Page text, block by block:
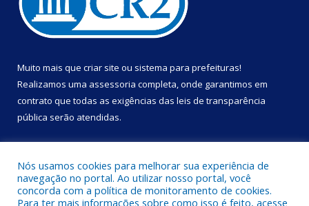
Muito mais que criar site ou sistema para prefeituras!
Realizamos uma assessoria completa, onde garantimos em
contrato que todas as exigências das leis de transparência
pública serão atendidas.
Nós usamos cookies para melhorar sua experiência de
navegação no portal. Ao utilizar nosso portal, você
concorda com a política de monitoramento de cookies.
Para ter mais informações sobre como isso é feito, acesse